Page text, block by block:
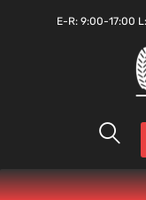
E-R: 9:00-17:00